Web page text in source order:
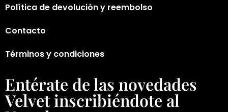
Política de devolución y reembolso
Contacto
Términos y condiciones
Entérate de las novedades
Velvet inscribiéndote al